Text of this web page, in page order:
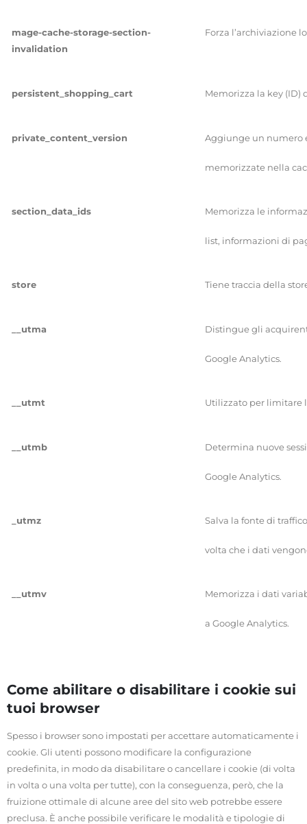
mage-cache-storage-section-
invalidation
Forza l’archiviazione
persistent_shopping_cart Memorizza la key
private_content_version Aggiunge un numero
memorizzate nella
section_data_ids Memorizza le
list, informazioni di
store Tiene traccia della
__utma Distingue gli
Google Analytics.
__utmt Utilizzato per limitare
__utmb Determina nuove
Google Analytics.
_utmz Salva la fonte di
volta che i dati
__utmv Memorizza i dati
a Google Analytics.
Come abilitare o disabilitare i cookie sui
tuoi browser
Spesso i browser sono impostati per accettare automaticamente i
cookie. Gli utenti possono modificare la configurazione
predefinita, in modo da disabilitare o cancellare i cookie (di volta
in volta o una volta per tutte), con la conseguenza, però, che la
fruizione ottimale di alcune aree del sito web potrebbe essere
preclusa. È anche possibile verificare le modalità e tipologie di